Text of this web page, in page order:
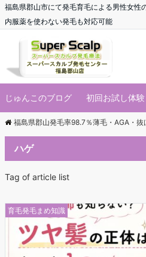
福島県郡山市にて発毛育毛による男性女性
内服薬を使わない発毛も対応可能
じゅんこのブログ 初回お試し体験
福島県郡山発毛率98.7％薄毛・AGA・
ハゲ
Tag of article list
育毛発毛まめ知識